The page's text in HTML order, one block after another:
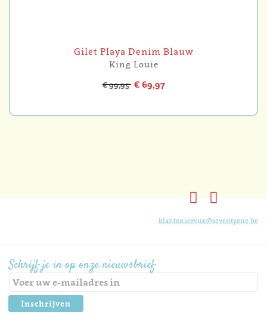
Gilet Playa Denim Blauw
King Louie
€ 99,95 € 69,97
Schrijf je in op onze nieuwsbrief
Inschrijven
klantenservice@seventyone.be